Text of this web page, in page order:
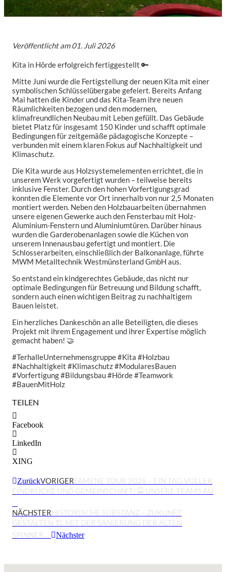
Veröffentlicht am01. Juli 2026
Kita in Hörde erfolgreich fertiggestellt 🔑
Mitte Juni wurde die Fertigstellung der neuen Kita mit einer
symbolischen Schlüsselübergabe gefeiert. Bereits Anfang
Mai hatten die Kinder und das Kita-Team ihre neuen
Räumlichkeiten bezogen und den modernen,
klimafreundlichen Neubau mit Leben gefüllt. Das Gebäude
bietet Platz für insgesamt 150 Kinder und schafft optimale
Bedingungen für zeitgemäße pädagogische Konzepte –
verbunden mit einem klaren Fokus auf Nachhaltigkeit und
Klimaschutz.
Die Kita wurde aus Holzsystemelementen errichtet, die in
unserem Werk vorgefertigt wurden – teilweise bereits
inklusive Fenster. Durch den hohen Vorfertigungsgrad
konnten die Elemente vor Ort innerhalb von nur 2,5 Monaten
montiert werden. Neben den Holzbauarbeiten übernahmen
unsere eigenen Gewerke auch den Fensterbau mit Holz-
Aluminium-Fenstern und Aluminiumtüren. Darüber hinaus
wurden die Garderobenanlagen sowie die Küchen von
unserem Innenausbau gefertigt und montiert. Die
Schlosserarbeiten, einschließlich der Balkonanlage, führte
MWM Metalltechnik Westmünsterland GmbH aus.
So entstand ein kindgerechtes Gebäude, das nicht nur
optimale Bedingungen für Betreuung und Bildung schafft,
sondern auch einen wichtigen Beitrag zu nachhaltigem
Bauen leistet.
Ein herzliches Dankeschön an alle Beteiligten, die dieses
Projekt mit ihrem Engagement und ihrer Expertise möglich
gemacht haben! 🤝
#TerhalleUnternehmensgruppe #Kita #Holzbau
#Nachhaltigkeit #Klimaschutz #ModularesBauen
#Vorfertigung #Bildungsbau #Hörde #Teamwork
#BauenMitHolz
TEILEN
Facebook
LinkedIn
XING
ZurückVORIGERFAMENE TOUR 2026 – EIN TAG VOLLER
EINDRÜCKE UND GEMEINSCHAFT! 🚍 UNSERE TEAMS AU
…
NÄCHSTERHISTORISCHE SUBSTANZ – ZUKUNFT
GESTALTEN 🏗️ MIT DER SANIERUNG DER ALTEN
SPINNER …
Nächster